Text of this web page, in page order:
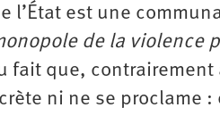
l’État est une
de la violence
fait que, contrairement
ni ne se proclame